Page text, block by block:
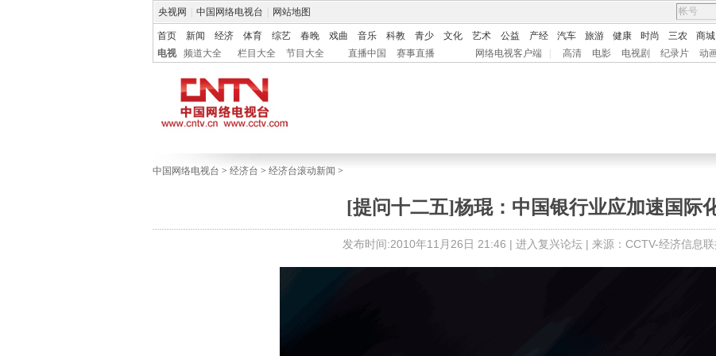
央视网 中国网络电视台 网站地图
首页 新闻 经济 体育 综艺 春晚 戏曲 音乐 科教 青少 文化 艺术 公益 产经 汽车 旅游 健康 时尚 三农 商城
电视
频道大全 栏目大全 节目大全 直播中国 赛事直播 网络电视客户端 高清 电影 电视剧 纪录片 动
中国网络电视台 > 经济台 > 经济台滚动新闻 >
[提问十二五]杨琨：中国银行业应加速国际
发布时间:2010年11月26日 21:46 | 进入复兴论坛 | 来源：CCTV-经济信息联